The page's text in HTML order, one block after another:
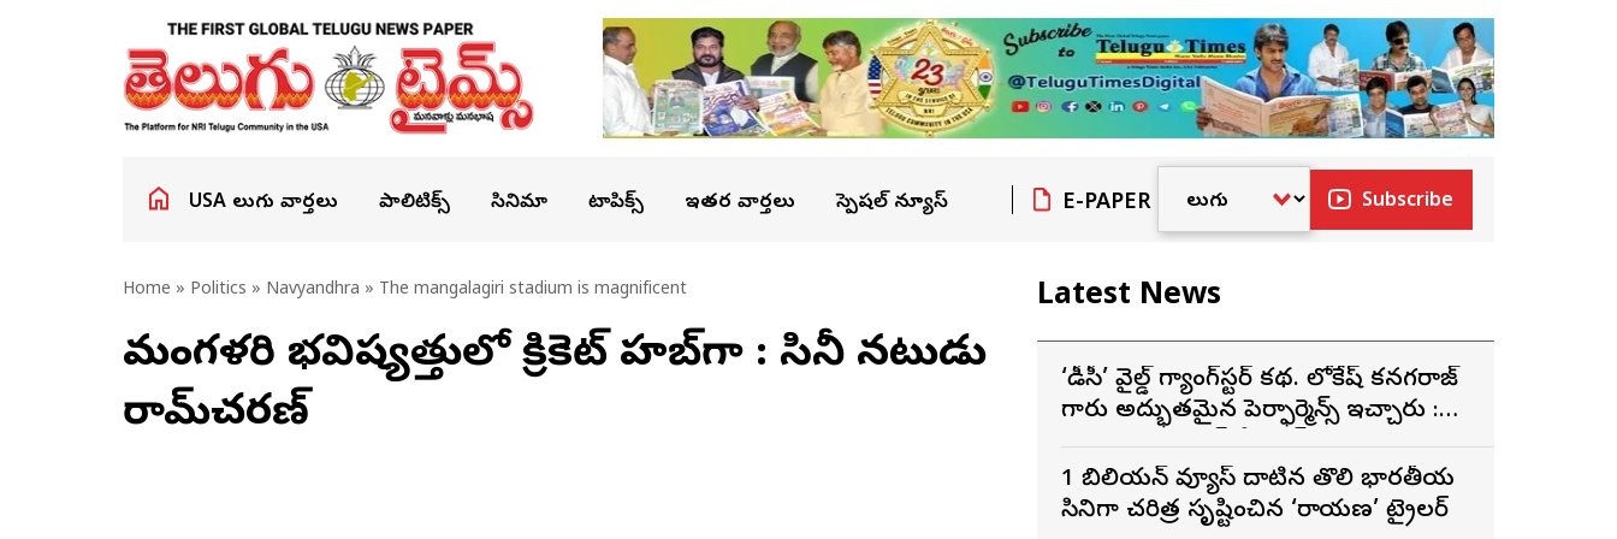
USA తెలుగు వార్తలు పాలిటిక్స్ సినిమా టాపిక్స్ ఇతర వార్తలు స్పెషల్ న్యూస్ E-PAPER Subscribe
Home » Politics » Navyandhra » The mangalagiri stadium is magnificent
మంగళగిరి భవిష్యత్తులో క్రికెట్ హబ్‌గా : సినీ నటుడు
రామ్‌చరణ్
Latest News
‘డీసీ’ వైల్డ్ గ్యాంగ్‌స్టర్ కథ. లోకేష్ కనగరాజ్
గారు అద్భుతమైన పెర్ఫార్మెన్స్ ఇచ్చారు :
1 బిలియన్ వ్యూస్ దాటిన తొలి భారతీయ
సినిమాగా చరిత్ర సృష్టించిన ‘రామాయణ’ ట్రైలర్